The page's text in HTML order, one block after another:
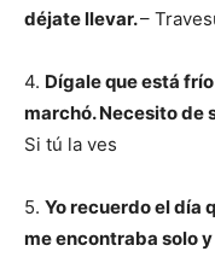
déjate llevar.–
4. Dígale que está
marchó. Necesito de
Si tú la ves
5. Yo recuerdo el día
me encontraba solo